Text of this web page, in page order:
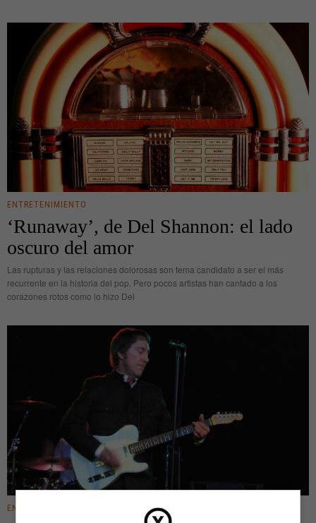
ENTRETENIMIENTO
‘Runaway’, de Del Shannon: el lado
oscuro del amor
Las rupturas y las relaciones dolorosas son tema candidato a ser el más
recurrente en la historia del pop. Pero pocos artistas han cantado a los
corazones rotos como lo hizo Del
ENTRETENIMIENTO